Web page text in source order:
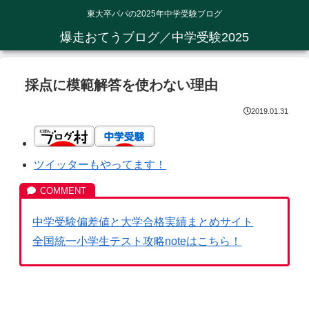
東大卒パパの2025年中学受験ブログ
爆走おてうブログ／中学受験2025
採点に模範解答を使わない理由
2019.01.31
ツイッターもやってます！
中学受験偏差値と大学合格実績まとめサイト
全国統一小学生テスト攻略noteはこちら！